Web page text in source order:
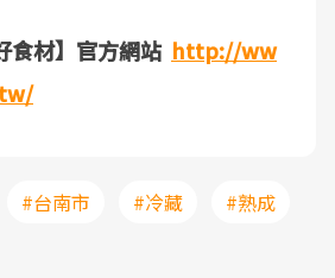
食材】官方網站 http://ww
#台南市 #冷藏
#熟成